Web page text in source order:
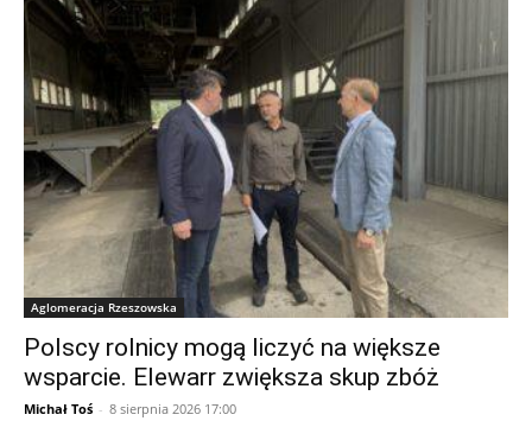
Aglomeracja Rzeszowska
Polscy rolnicy mogą liczyć na większe
wsparcie. Elewarr zwiększa skup zbóż
Michał Toś - 8 sierpnia 2026 17:00